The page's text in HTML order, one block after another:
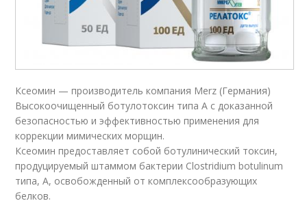
Ксеомин — производитель компания Merz (Германия)
Высокоочищенный ботулотоксин типа А с доказанной
безопасностью и эффективностью применения для
коррекции мимических морщин.
Ксеомин предоставляет собой ботулинический токсин,
продуцируемый штаммом бактерии Clostridium botulinum
типа, А, освобожденный от комплексообразующих
белков.